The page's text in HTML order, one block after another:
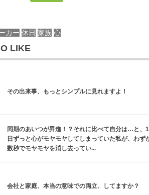
登録
カー 休日 家族 心
LIKE
その出来事、もっとシンプルに見れますよ！
同期のあいつが昇進！？それに比べて自分は…と、1
日ずっと心がモヤモヤしてしまっていた私が、わず
数秒でモヤモヤを消し去ってい...
会社と家庭、本当の意味での両立、してますか？